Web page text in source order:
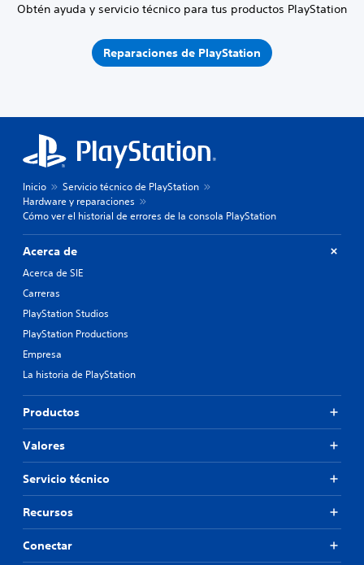
Obtén ayuda y servicio técnico para tus productos PlayStation
Reparaciones de PlayStation
Inicio
Servicio técnico de PlayStation
Hardware y reparaciones
Cómo ver el historial de errores de la consola PlayStation
Acerca de
Acerca de SIE
Carreras
PlayStation Studios
PlayStation Productions
Empresa
La historia de PlayStation
Productos
Valores
Servicio técnico
Recursos
Conectar